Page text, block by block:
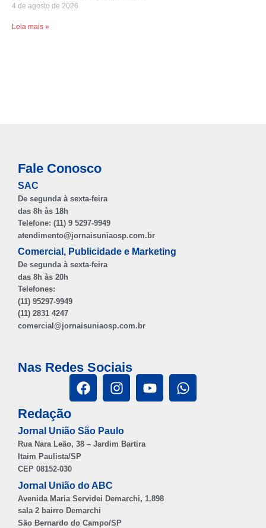
4 de agosto de 2026
Leia mais »
Fale Conosco
SAC
De segunda à sexta-feira
das 8h às 18h
Telefone: (11) 9 5297-9949
atendimento@jornaisuniaosp.com.br
Comercial, Publicidade e Marketing
De segunda à sexta-feira
das 8h às 20h
Telefones:
(11) 95297-9949
(11) 2831 4247
comercial@jornaisuniaosp.com.br
Nas Redes Sociais
Redação
Jornal União São Paulo
Rua Nara Leão, 38 – Jardim Bartira
Itaim Paulista/SP
CEP 08152-030
Jornal União do ABC
Avenida Maria Servidei Demarchi, 1.898
sala 2 bairro Demarchi
São Bernardo do Campo/SP